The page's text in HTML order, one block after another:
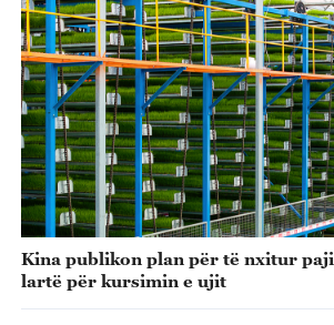
Kina publikon plan për të nxitur
lartë për kursimin e ujit